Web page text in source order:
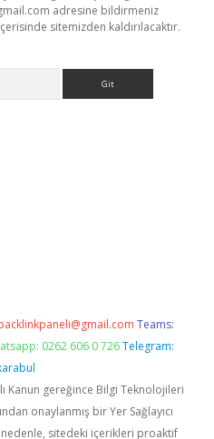
adresine bildirmeniz
sitemizden kaldırılacaktır.
Teams:
0262 606 0 726 Telegram:
Kanun gereğince Bilgi Teknolojileri
onaylanmış bir Yer Sağlayıcı
sitedeki içerikleri proaktif